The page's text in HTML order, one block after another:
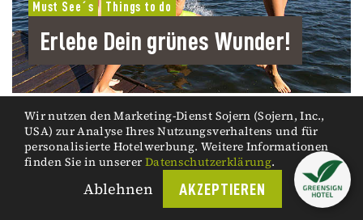
Must See´s Things to do
Erlebe Dein grünes Wunder!
Essen ist "Grüne Hauptstadt Europa´s" 2017.
Wir nutzen den Marketing-Dienst Sojern (Sojern, Inc.,
USA) zur Analyse Ihres Nutzungsverhaltens und für
personalisierte Hotelwerbung. Weitere Informationen
finden Sie in unserer Datenschutzerklärung.
Ablehnen AKZEPTIEREN